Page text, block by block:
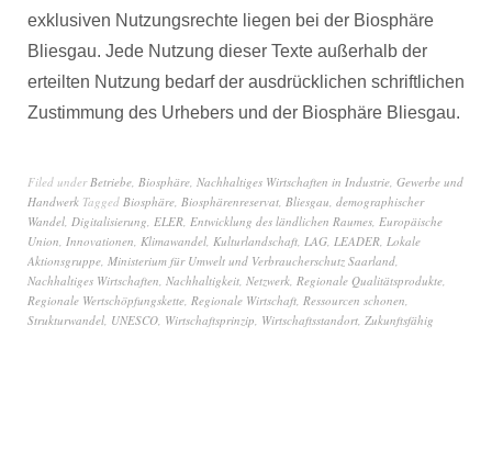
exklusiven Nutzungsrechte liegen bei der Biosphäre
Bliesgau. Jede Nutzung dieser Texte außerhalb der
erteilten Nutzung bedarf der ausdrücklichen schriftlichen
Zustimmung des Urhebers und der Biosphäre Bliesgau.
Filed underBetriebe, Biosphäre, Nachhaltiges Wirtschaften in Industrie, Gewerbe und
Handwerk Tagged Biosphäre, Biosphärenreservat, Bliesgau, demographischer
Wandel, Digitalisierung, ELER, Entwicklung des ländlichen Raumes, Europäische
Union, Innovationen, Klimawandel, Kulturlandschaft, LAG, LEADER, Lokale
Aktionsgruppe, Ministerium für Umwelt und Verbraucherschutz Saarland,
Nachhaltiges Wirtschaften, Nachhaltigkeit, Netzwerk, Regionale Qualitätsprodukte,
Regionale Wertschöpfungskette, Regionale Wirtschaft, Ressourcen schonen,
Strukturwandel, UNESCO, Wirtschaftsprinzip, Wirtschaftsstandort, Zukunftsfähig